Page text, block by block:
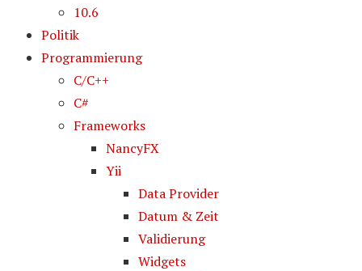
10.6
Politik
Programmierung
C/C++
C#
Frameworks
NancyFX
Yii
Data Provider
Datum & Zeit
Validierung
Widgets